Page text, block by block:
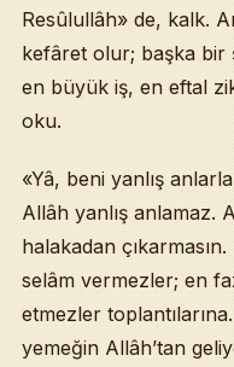
Resûlullâh» de, kalk.
kefâret olur; başka bir
en büyük iş, en eftal
oku.
«Yâ, beni yanlış
Allâh yanlış anlamaz.
halakadan
selâm vermezler; en
etmezler
yemeğin Allâh’tan